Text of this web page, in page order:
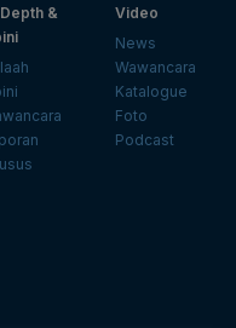
&
Video
News
Wawancara
Katalogue
Foto
Podcast